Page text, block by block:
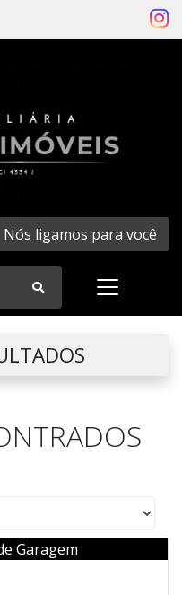
Nós ligamos para você
Venda
Garagem